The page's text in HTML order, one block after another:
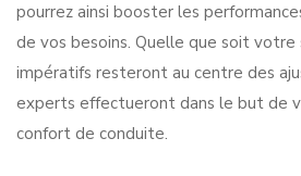
pourrez ainsi booster les
de vos besoins. Quelle que soit votre
impératifs resteront au centre des
experts effectueront dans le but de
confort de conduite.